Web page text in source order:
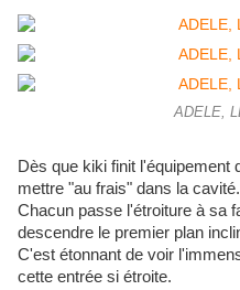
ADELE,
Dès que kiki finit l'équipement
mettre "au frais" dans la cavité.
Chacun passe l'étroiture à sa
descendre le premier plan
C'est étonnant de voir
cette entrée si étroite.